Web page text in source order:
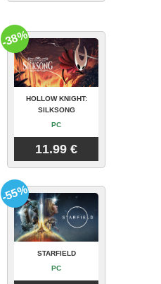
HOLLOW KNIGHT:
SILKSONG
PC
11.99 €
-38%
STARFIELD
PC
-55%